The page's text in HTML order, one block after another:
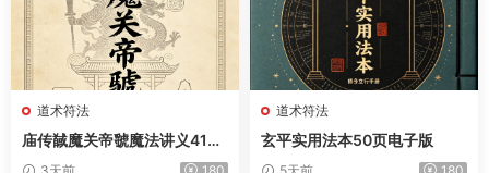
道术符法
庙传馘魔关帝虢魔法讲义41页
电子版
道术符法
玄平实用法本50页电子版